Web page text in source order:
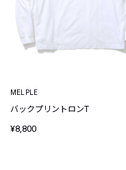
MELPLE
バックプリントロンT
¥8,800